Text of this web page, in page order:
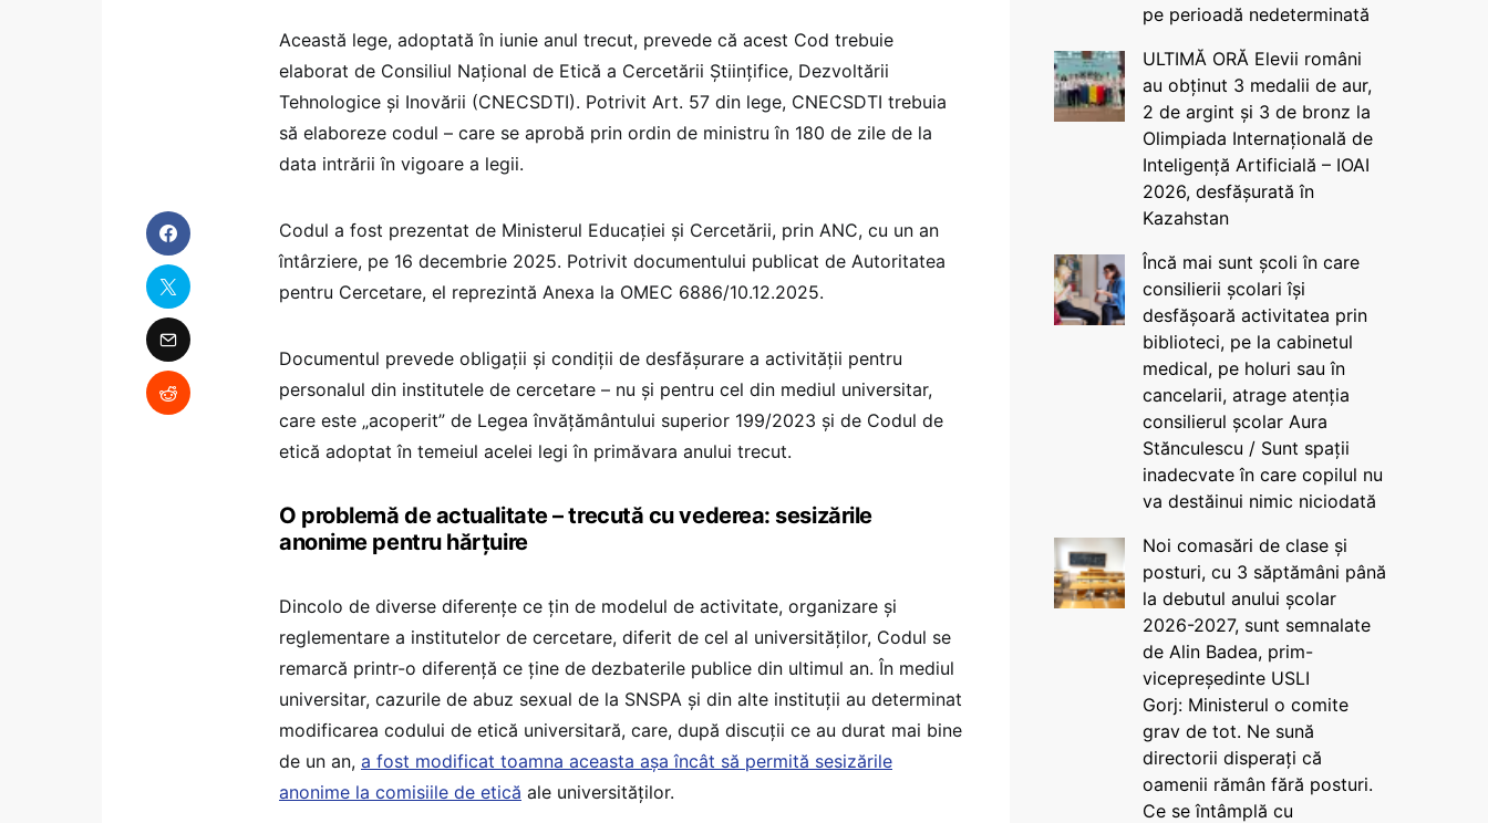
Această lege, adoptată în iunie anul trecut, prevede că acest Cod trebuie
elaborat de Consiliul Național de Etică a Cercetării Științifice, Dezvoltării
Tehnologice și Inovării (CNECSDTI). Potrivit Art. 57 din lege, CNECSDTI trebuia
să elaboreze codul – care se aprobă prin ordin de ministru în 180 de zile de la
data intrării în vigoare a legii.
Codul a fost prezentat de Ministerul Educației și Cercetării, prin ANC, cu un an
întârziere, pe 16 decembrie 2025. Potrivit documentului publicat de Autoritatea
pentru Cercetare, el reprezintă Anexa la OMEC 6886/10.12.2025.
Documentul prevede obligații și condiții de desfășurare a activității pentru
personalul din institutele de cercetare – nu și pentru cel din mediul universitar,
care este „acoperit” de Legea învățământului superior 199/2023 și de Codul de
etică adoptat în temeiul acelei legi în primăvara anului trecut.
O problemă de actualitate – trecută cu vederea: sesizările
anonime pentru hărțuire
Dincolo de diverse diferențe ce țin de modelul de activitate, organizare și
reglementare a institutelor de cercetare, diferit de cel al universităților, Codul se
remarcă printr-o diferență ce ține de dezbaterile publice din ultimul an. În mediul
universitar, cazurile de abuz sexual de la SNSPA și din alte instituții au determinat
modificarea codului de etică universitară, care, după discuții ce au durat mai bine
de un an, a fost modificat toamna aceasta așa încât să permită sesizările
anonime la comisiile de etică ale universităților.
pe perioadă nedeterminată
ULTIMĂ ORĂ Elevii români
au obținut 3 medalii de aur,
2 de argint și 3 de bronz la
Olimpiada Internațională de
Inteligență Artificială – IOAI
2026, desfășurată în
Kazahstan
Încă mai sunt școli în care
consilierii școlari își
desfășoară activitatea prin
biblioteci, pe la cabinetul
medical, pe holuri sau în
cancelarii, atrage atenția
consilierul școlar Aura
Stănculescu / Sunt spații
inadecvate în care copilul nu
va destăinui nimic niciodată
Noi comasări de clase și
posturi, cu 3 săptămâni până
la debutul anului școlar
2026-2027, sunt semnalate
de Alin Badea, prim-
vicepreședinte USLI
Gorj: Ministerul o comite
grav de tot. Ne sună
directorii disperați că
oamenii rămân fără posturi.
Ce se întâmplă cu